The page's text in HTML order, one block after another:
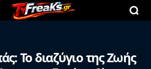
Το διαζύγιο της Ζωής